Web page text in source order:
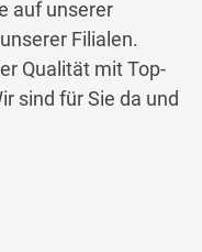
auf unserer
Filialen.
Qualität mit Top-
sind für Sie da und